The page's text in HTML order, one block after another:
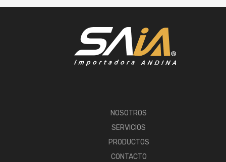
NOSOTROS
SERVICIOS
PRODUCTOS
CONTACTO